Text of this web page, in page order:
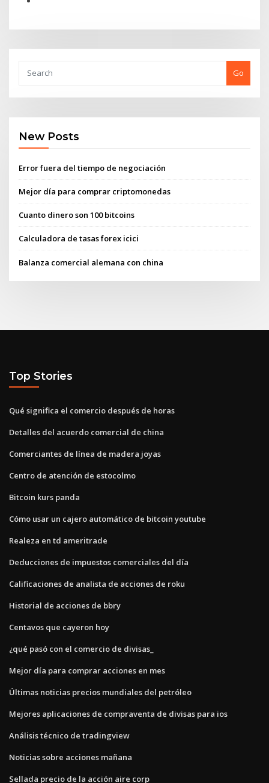
Go
New Posts
Error fuera del tiempo de negociación
Mejor día para comprar criptomonedas
Cuanto dinero son 100 bitcoins
Calculadora de tasas forex icici
Balanza comercial alemana con china
Top Stories
Qué significa el comercio después de horas
Detalles del acuerdo comercial de china
Comerciantes de línea de madera joyas
Centro de atención de estocolmo
Bitcoin kurs panda
Cómo usar un cajero automático de bitcoin youtube
Realeza en td ameritrade
Deducciones de impuestos comerciales del día
Calificaciones de analista de acciones de roku
Historial de acciones de bbry
Centavos que cayeron hoy
¿qué pasó con el comercio de divisas_
Mejor día para comprar acciones en mes
Últimas noticias precios mundiales del petróleo
Mejores aplicaciones de compraventa de divisas para ios
Análisis técnico de tradingview
Noticias sobre acciones mañana
Sellada precio de la acción aire corp